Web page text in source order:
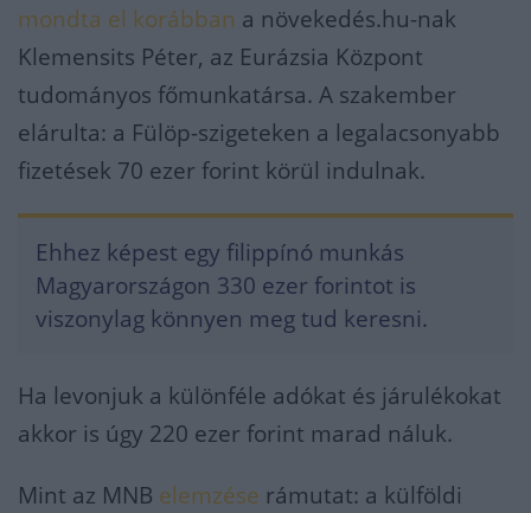
mondta el korábban a növekedés.hu-nak
Klemensits Péter, az Eurázsia Központ
tudományos főmunkatársa. A szakember
elárulta: a Fülöp-szigeteken a legalacsonyabb
fizetések 70 ezer forint körül indulnak.
Ehhez képest egy filippínó munkás
Magyarországon 330 ezer forintot is
viszonylag könnyen meg tud keresni.
Ha levonjuk a különféle adókat és járulékokat
akkor is úgy 220 ezer forint marad náluk.
Mint az MNB elemzése rámutat: a külföldi